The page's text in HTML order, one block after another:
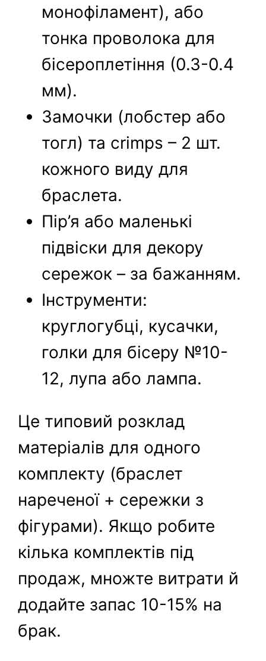
монофіламент), або
тонка проволока для
бісероплетіння (0.3-0.4
мм).
Замочки (лобстер або
тогл) та crimps – 2 шт.
кожного виду для
браслета.
Пір’я або маленькі
підвіски для декору
сережок – за бажанням.
Інструменти:
круглогубці, кусачки,
голки для бісеру №10-
12, лупа або лампа.
Це типовий розклад
матеріалів для одного
комплекту (браслет
нареченої + сережки з
фігурами). Якщо робите
кілька комплектів під
продаж, множте витрати й
додайте запас 10-15% на
брак.